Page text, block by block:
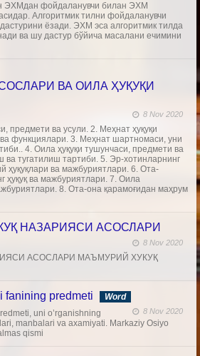
ЭХМдан фойдаланувчи билан ЭХМ
Алгоритмик тилни фойдаланувчи
ёзади. ЭХМ эса алгоритмик тилда
ва шу дастур бўйича масалани ечимини
ВА ОИЛА ҲУҚУҚИ
8 Nov 2020
предмети ва усули. 2. Меҳнат ҳуқуқи
функциялари. 3. Меҳнат шартномаси, уни
4. Оила ҳуқуқи тушунчаси, предмети ва
тугатилиш тартиби. 5. Эр-хотинларнинг
ҳуқуқлари ва мажбуриятлари. 6. Ота-
ҳуқуқ ва мажбуриятлари. 7. Оила
8. Ота-она қарамоғидан маҳрум
НАЗАРИЯСИ АСОСЛАРИ
8 Nov 2020
АСОСЛАРИ МАЪМУРИЙ ХУКУҚ
fanining predmeti Word
8 Nov 2020
uni o’rganishning
manbalari va axamiyati. Markaziy Osiyo
qismi